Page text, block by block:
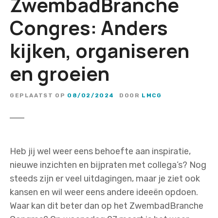
Congres: Anders
kijken, organiseren
en groeien
GEPLAATST OP 08/02/2024 DOOR LMCG
Heb jij wel weer eens behoefte aan inspiratie,
nieuwe inzichten en bijpraten met collega’s? Nog
steeds zijn er veel uitdagingen, maar je ziet ook
kansen en wil weer eens andere ideeën opdoen.
Waar kan dit beter dan op het ZwembadBranche